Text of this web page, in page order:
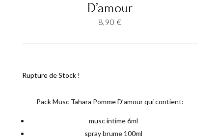
D’amour
8,90 €
Rupture de Stock !
Pack Musc Tahara Pomme D’amour qui contient:
musc intime 6ml
spray brume 100ml